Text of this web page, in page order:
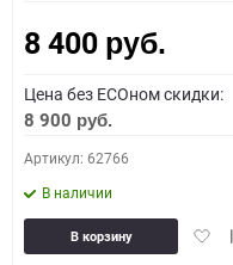
8 400 руб.
Цена без ECOном скидки:
8 900 руб.
Артикул: 62766
В наличии
В корзину